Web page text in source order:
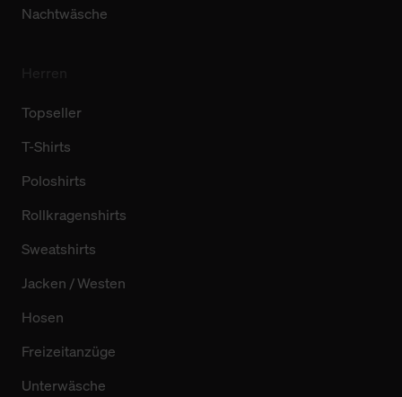
Nachtwäsche
Topseller
T-Shirts
Poloshirts
Rollkragenshirts
Sweatshirts
Jacken / Westen
Hosen
Freizeitanzüge
Unterwäsche